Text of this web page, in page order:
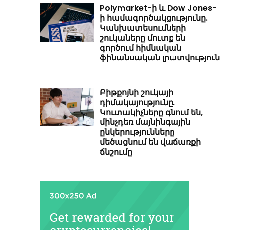
Polymarket-ի և Dow Jones-
ի համագործակցությունը.
Կանխատեսումների
շուկաները մուտք են
գործում հիմնական
ֆինանսական լրատվություն
Բիթքոյնի շուկայի
դիմակայությունը.
Կուտակիչները գնում են,
մինչդեռ մայնինգային
ընկերությունները
մեծացնում են վաճառքի
ճնշումը